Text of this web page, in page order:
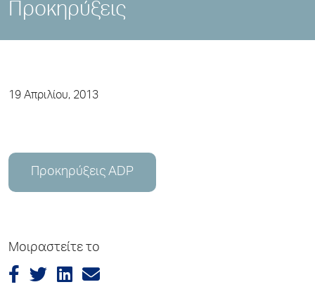
Προκηρύξεις
19 Απριλίου, 2013
Προκηρύξεις ADP
Μοιραστείτε το